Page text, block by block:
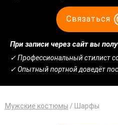
Связаться
При записи через сайт вы
✓ Профессиональный стилист
✓ Опытный портной доведёт
Мужские костюмы / Шарфы